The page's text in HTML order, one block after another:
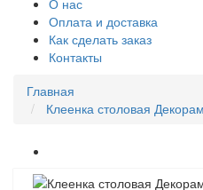
О нас
Оплата и доставка
Как сделать заказ
Контакты
Главная
Клеенка столовая